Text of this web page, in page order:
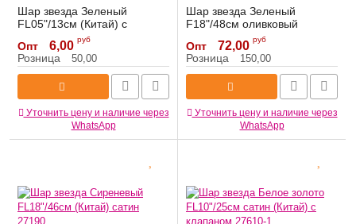
Шар звезда Зеленый
FL05"/13см (Китай) с
клапаном 27211-1
Артикул: 27211-1
Опт 6,00 руб
Розница 50,00
Уточнить цену и наличие через
WhatsApp
Шар звезда Зеленый
F18"/48см оливковый
(Испания) сатин 301500MOL
Артикул: 301500MOL
Опт 72,00 руб
Розница 150,00
Уточнить цену и наличие через
WhatsApp